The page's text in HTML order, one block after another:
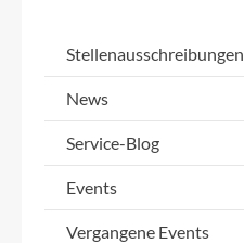
Stellenausschreibungen
News
Service-Blog
Events
Vergangene Events